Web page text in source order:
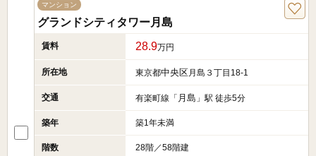
マンション
グランドシティタワー月島
賃料 28.9万円
所在地 東京都中央区月島３丁目18-1
交通 有楽町線「 月島 」駅 徒歩5分
築年 築1年未満
階数 28階／58階建